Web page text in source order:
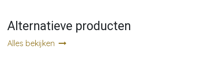
Alternatieve producten
Alles bekijken